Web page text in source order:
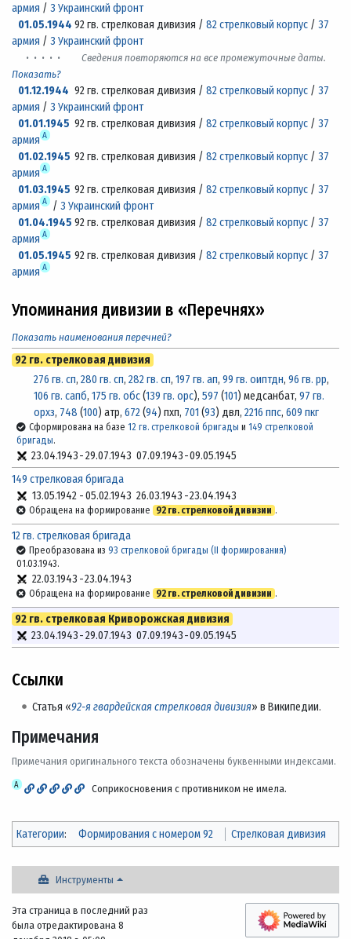
армия / 3 Украинский фронт
01.05.194492 гв. стрелковая дивизия /82 стрелковый корпус /37
армия / 3 Украинский фронт
· · · · ·
Сведения повторяются на все промежуточные даты.
Показать?
01.12.194492 гв. стрелковая дивизия /82 стрелковый корпус /37
армия / 3 Украинский фронт
01.01.194592 гв. стрелковая дивизия /82 стрелковый корпус /37
армия А
01.02.194592 гв. стрелковая дивизия /82 стрелковый корпус /37
армия А
01.03.194592 гв. стрелковая дивизия /82 стрелковый корпус /37
армия А / 3 Украинский фронт
01.04.194592 гв. стрелковая дивизия /82 стрелковый корпус /37
армия А
01.05.194592 гв. стрелковая дивизия /82 стрелковый корпус /37
армия А
Упоминания дивизии в «Перечнях»
Показать наименования перечней?
92 гв. стрелковая дивизия
276 гв. сп, 280 гв. сп, 282 гв. сп, 197 гв. ап, 99 гв. оиптдн, 96 гв. рр,
106 гв. сапб, 175 гв. обс(139 гв. орс), 597 (101) медсанбат, 97 гв.
орхз, 748 (100) атр, 672(94) пхп, 701 (93) двл, 2216 ппс, 609 пкг
Сформирована на базе 12 гв. стрелковой бригады и 149 стрелковой
бригады.
23.04.1943-29.07.1943 07.09.1943-09.05.1945
149 стрелковая бригада
13.05.1942 -05.02.1943 26.03.1943 -23.04.1943
Обращена на формирование 92 гв. стрелковой дивизии .
12 гв. стрелковая бригада
Преобразована из93 стрелковой бригады (II формирования)
01.03.1943.
22.03.1943 -23.04.1943
Обращена на формирование 92 гв. стрелковой дивизии .
92 гв. стрелковая Криворожская дивизия
23.04.1943-29.07.1943 07.09.1943-09.05.1945
Ссылки
Статья «92-я гвардейская стрелковая дивизия» в Википедии.
Примечания
Примечания оригинального текста обозначены буквенными индексами.
А Соприкосновения с противником не имела.
Категории: Формирования с номером 92 Стрелковая дивизия
Инструменты
Эта страница в последний раз
была отредактирована 8